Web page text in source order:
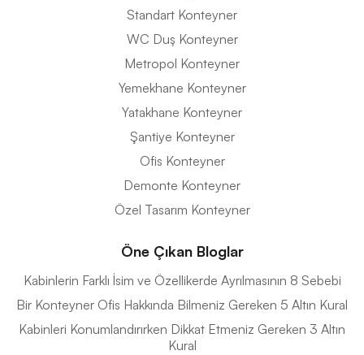
Standart Konteyner
WC Duş Konteyner
Metropol Konteyner
Yemekhane Konteyner
Yatakhane Konteyner
Şantiye Konteyner
Ofis Konteyner
Demonte Konteyner
Özel Tasarım Konteyner
Öne Çıkan Bloglar
Kabinlerin Farklı İsim ve Özellikerde Ayrılmasının 8 Sebebi
Bir Konteyner Ofis Hakkında Bilmeniz Gereken 5 Altın Kural
Kabinleri Konumlandırırken Dikkat Etmeniz Gereken 3 Altın
Kural